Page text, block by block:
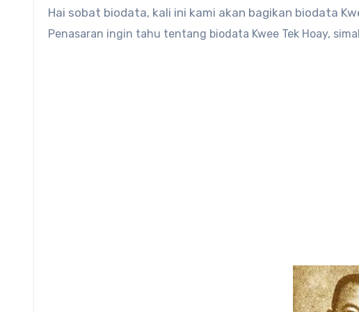
Hai sobat biodata, kali ini kami akan bagikan biodata
Penasaran ingin tahu tentang biodata Kwee Tek Hoay,